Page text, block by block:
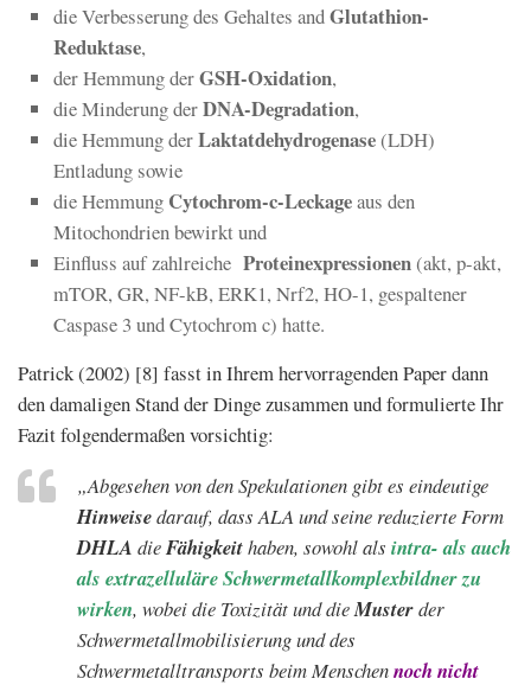
die Verbesserung des Gehaltes andGlutathion-
Reduktase,
der Hemmung derGSH-Oxidation,
die Minderung derDNA-Degradation,
die Hemmung derLaktatdehydrogenase(LDH)
Entladung sowie
die Hemmung Cytochrom-c-Leckageaus den
Mitochondrien bewirkt und
Einfluss auf zahlreiche Proteinexpressionen(akt, p-akt,
mTOR, GR, NF-kB, ERK1, Nrf2, HO-1, gespaltener
Caspase 3 und Cytochrom c) hatte.
Patrick (2002) [8] fasst in Ihrem hervorragenden Paper dann
den damaligen Stand der Dinge zusammen und formulierte Ihr
Fazit folgendermaßen vorsichtig:
„Abgesehen von den Spekulationen gibt es eindeutige
Hinweisedarauf, dass ALA und seine reduzierte Form
DHLA dieFähigkeithaben, sowohl als intra- als auch
als extrazelluläre Schwermetallkomplexbildner zu
wirken, wobei die Toxizität und dieMusterder
Schwermetallmobilisierung und des
Schwermetalltransports beim Menschennoch nicht